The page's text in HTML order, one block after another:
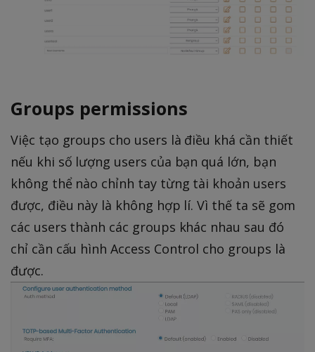
Groups permissions
Việc tạo groups cho users là điều khá cần thiết
nếu khi số lượng users của bạn quá lớn, bạn
không thể nào chỉnh tay từng tài khoản users
được, điều này là không hợp lí. Vì thế ta sẽ gom
các users thành các groups khác nhau sau đó
chỉ cần cấu hình Access Control cho groups là
được.